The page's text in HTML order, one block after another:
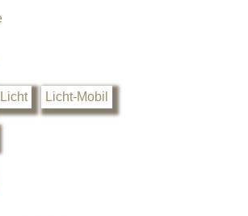
Licht Licht-Mobil